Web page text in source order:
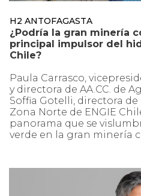
H2 ANTOFAGASTA
¿Podría la gran minería
principal impulsor del
Chile?
Paula Carrasco,
y directora de AA.CC. de
Soffia Gotelli, directora de
Zona Norte de ENGIE
panorama que se
verde en la gran minería